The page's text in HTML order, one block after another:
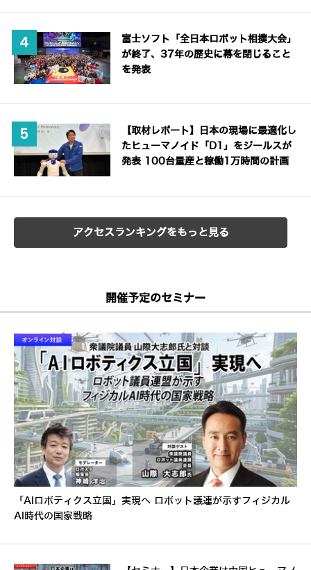
富士ソフト「全日本ロボット相撲大会」
が終了、37年の歴史に幕を閉じること
を発表
【取材レポート】日本の現場に最適化し
たヒューマノイド「D1」をジールスが
発表 100台量産と稼働1万時間の計画
アクセスランキングをもっと見る
開催予定のセミナー
「AIロボティクス立国」実現へ ロボット議連が示すフィジカル
AI時代の国家戦略